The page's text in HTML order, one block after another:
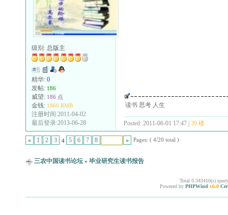
级别: 总版主
精华: 0
发帖: 186
威望: 186 点
金钱: 1860 RMB
注册时间:2011-04-02
最后登录:2013-06-28
读书 思考 人生
Posted: 2011-06-01 17:47 | 39 楼
« 1 2 3 4 5 6 7 8 » Pages: ( 4/20 total )
三农中国读书论坛 » 毕业研究生读书报告
Total 0.343410(s)
Powered by PHPWind v6.0